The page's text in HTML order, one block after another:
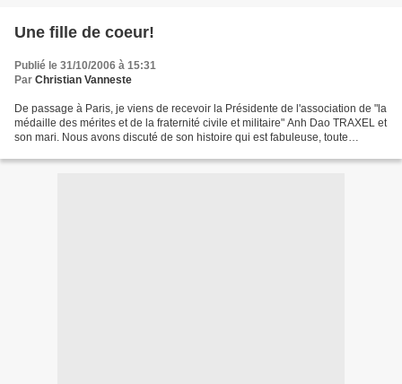
Une fille de coeur!
Publié le 31/10/2006 à 15:31
Par Christian Vanneste
De passage à Paris, je viens de recevoir la Présidente de l'association de "la
médaille des mérites et de la fraternité civile et militaire" Anh Dao TRAXEL et
son mari. Nous avons discuté de son histoire qui est fabuleuse, toute